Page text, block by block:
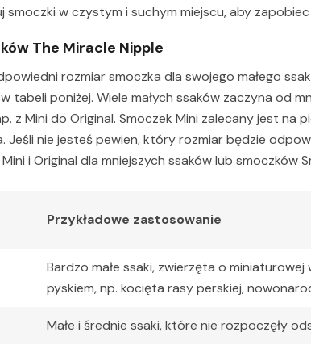
smoczki w czystym i suchym miejscu, aby
The Miracle Nipple
rozmiar smoczka dla swojego małego
tabeli poniżej. Wiele małych ssaków zaczyna od
z Mini do Original. Smoczek Mini zalecany jest
Jeśli nie jesteś pewien, który rozmiar będzie
i Original dla mniejszych ssaków lub smoczków
Przykładowe zastosowanie
Bardzo małe ssaki, zwierzęta o
pyskiem, np. kocięta rasy perskiej,
Małe i średnie ssaki, które nie rozpoczęły